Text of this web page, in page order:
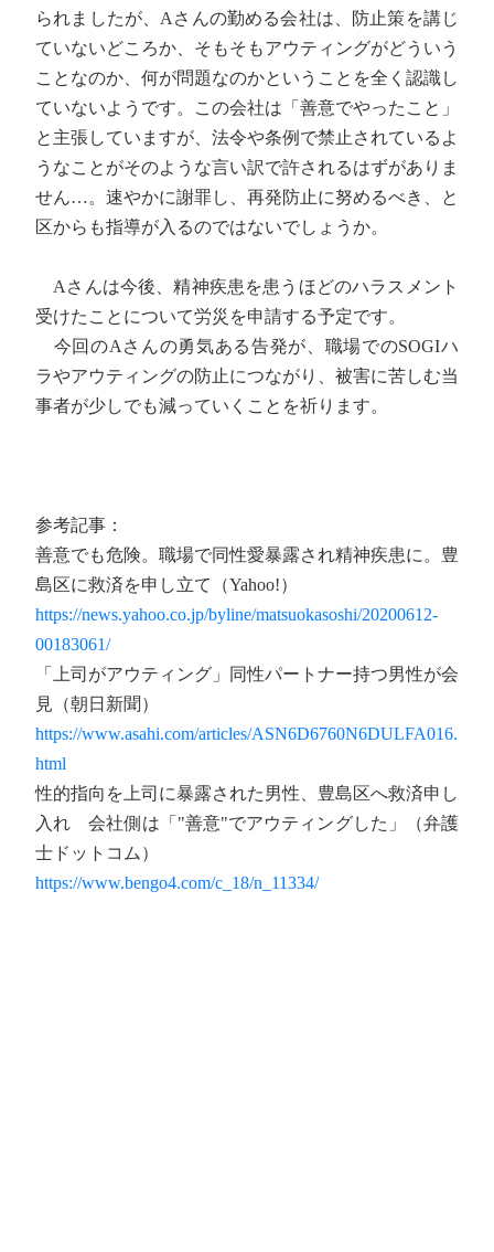
られましたが、Aさんの勤める会社は、防止策を講じ
ていないどころか、そもそもアウティングがどういう
ことなのか、何が問題なのかということを全く認識し
ていないようです。この会社は「善意でやったこと」
と主張していますが、法令や条例で禁止されているよ
うなことがそのような言い訳で許されるはずがありま
せん…。速やかに謝罪し、再発防止に努めるべき、と
区からも指導が入るのではないでしょうか。
Aさんは今後、精神疾患を患うほどのハラスメント
受けたことについて労災を申請する予定です。
今回のAさんの勇気ある告発が、職場でのSOGIハ
ラやアウティングの防止につながり、被害に苦しむ当
事者が少しでも減っていくことを祈ります。
参考記事：
善意でも危険。職場で同性愛暴露され精神疾患に。豊
島区に救済を申し立て（Yahoo!）
https://news.yahoo.co.jp/byline/matsuokasoshi/20200612-
00183061/
「上司がアウティング」同性パートナー持つ男性が会
見（朝日新聞）
https://www.asahi.com/articles/ASN6D6760N6DULFA016.
html
性的指向を上司に暴露された男性、豊島区へ救済申し
入れ 会社側は「"善意"でアウティングした」（弁護
士ドットコム）
https://www.bengo4.com/c_18/n_11334/